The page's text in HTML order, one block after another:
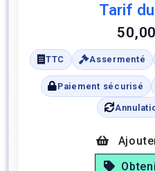
Tarif
TTC Assermenté
Paiement sécurisé